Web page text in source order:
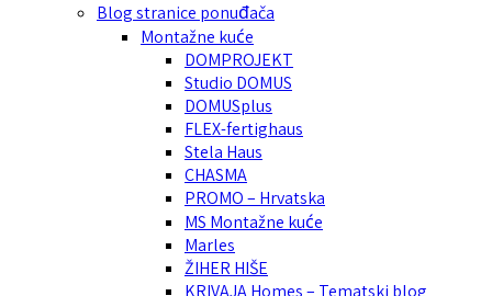
Blog stranice ponuđača
Montažne kuće
DOMPROJEKT
Studio DOMUS
DOMUSplus
FLEX-fertighaus
Stela Haus
CHASMA
PROMO – Hrvatska
MS Montažne kuće
Marles
ŽIHER HIŠE
KRIVAJA Homes – Tematski blog